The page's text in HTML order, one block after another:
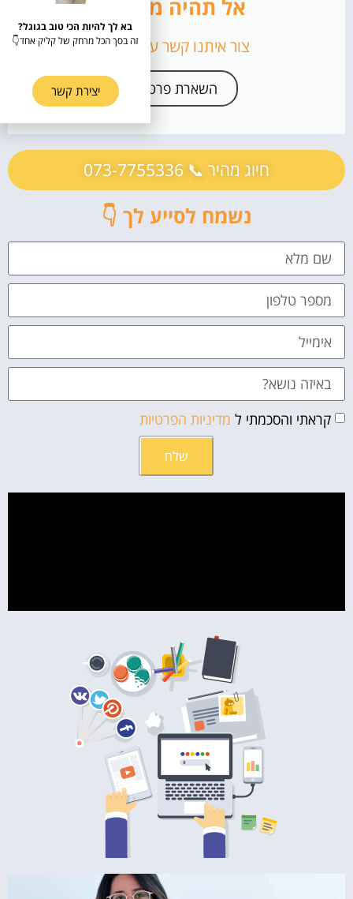
אל תהיה מיואש
צור איתנו קשר עוד היום!
השארת פרטים
חיוג מהיר 📞 073-7755336
נשמח לסייע לך 👇
קראתי והסכמתי ל מדיניות הפרטיות
שלח
בא לך להיות הכי טוב בגוגל?
זה בסך הכל מרחק של קליק אחד👇
יצירת קשר